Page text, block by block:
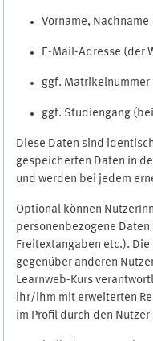
Vorname, Nachname
E-Mail-Adresse (der
ggf. Matrikelnummer
ggf. Studiengang
Diese Daten sind
gespeicherten Daten in
und werden bei jedem
Optional können
personenbezogene
Freitextangaben etc.).
gegenüber anderen
Learnweb-Kurs
ihr/ihm mit erweiterten
im Profil durch den